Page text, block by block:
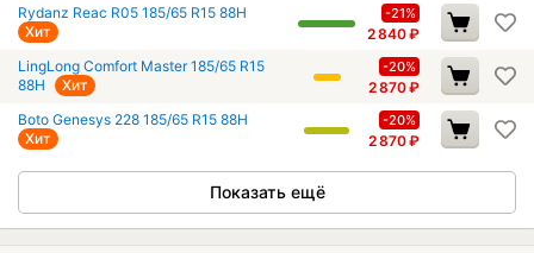
Rydanz Reac R05 185/65 R15 88H
Хит
-21%
2 840₽
LingLong Comfort Master 185/65 R15
88H
Хит
-20%
2 870₽
Boto Genesys 228 185/65 R15 88H
Хит
-20%
2 870₽
Показать ещё